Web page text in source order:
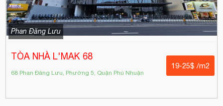
Phan Đăng Lưu
TÒA NHÀ L'MAK 68
68 Phan Đăng Lưu, Phường 5, Quận Phú Nhuận
19-25$ /m2